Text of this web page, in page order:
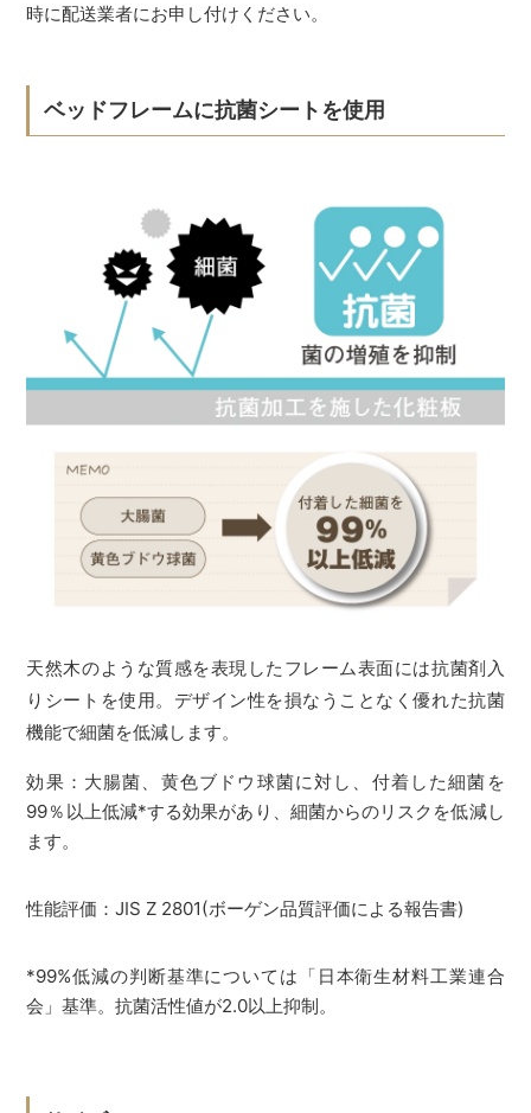
時に配送業者にお申し付けください。
ベッドフレームに抗菌シートを使用
天然木のような質感を表現したフレーム表面には抗菌剤入
りシートを使用。デザイン性を損なうことなく優れた抗菌
機能で細菌を低減します。
効果：大腸菌、黄色ブドウ球菌に対し、付着した細菌を
99％以上低減*する効果があり、細菌からのリスクを低減し
ます。
性能評価：JIS Z 2801(ボーゲン品質評価による報告書)
*99%低減の判断基準については「日本衛生材料工業連合
会」基準。抗菌活性値が2.0以上抑制。